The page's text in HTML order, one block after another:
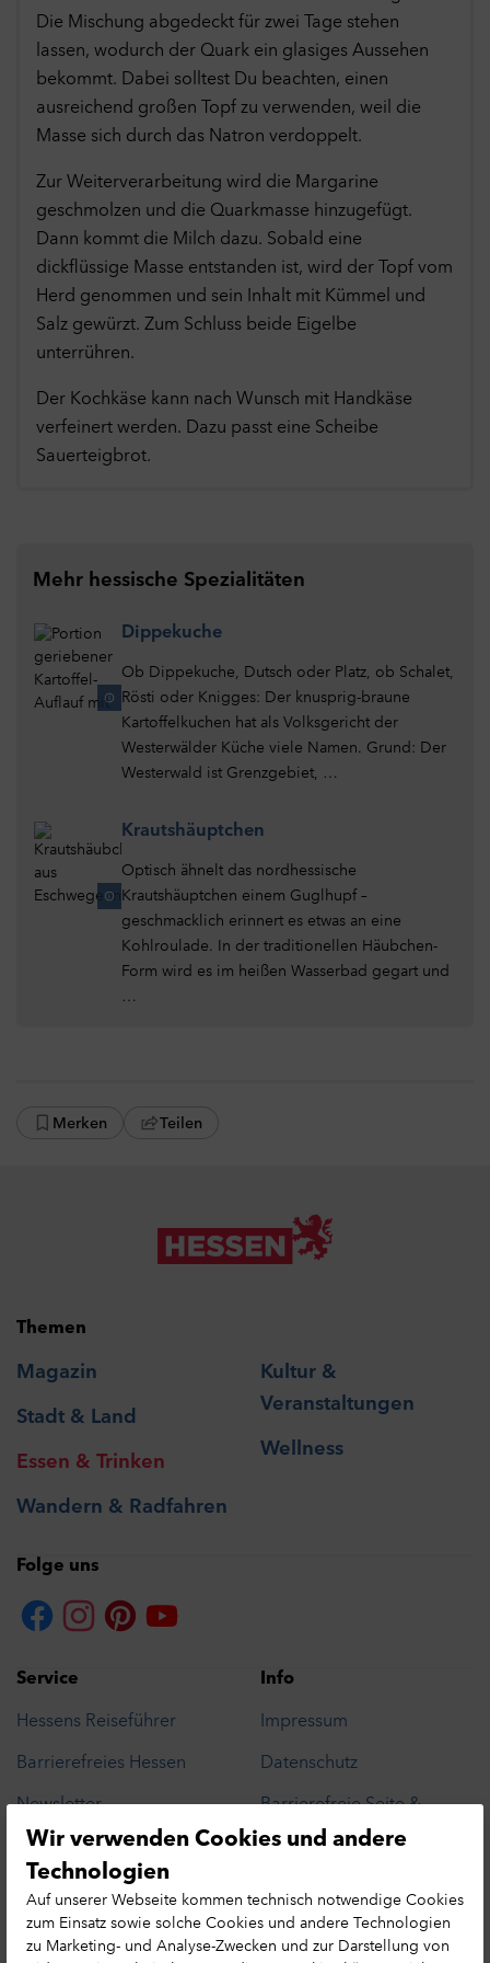
Die Mischung abgedeckt für zwei Tage stehen
lassen, wodurch der Quark ein glasiges Aussehen
bekommt. Dabei solltest Du beachten, einen
ausreichend großen Topf zu verwenden, weil die
Masse sich durch das Natron verdoppelt.
Zur Weiterverarbeitung wird die Margarine
geschmolzen und die Quarkmasse hinzugefügt.
Dann kommt die Milch dazu. Sobald eine
dickflüssige Masse entstanden ist, wird der Topf vom
Herd genommen und sein Inhalt mit Kümmel und
Salz gewürzt. Zum Schluss beide Eigelbe
unterrühren.
Der Kochkäse kann nach Wunsch mit Handkäse
verfeinert werden. Dazu passt eine Scheibe
Sauerteigbrot.
Mehr hessische Spezialitäten
Dippekuche
Ob Dippekuche, Dutsch oder Platz, ob Schalet,
Rösti oder Knigges: Der knusprig-braune
Kartoffelkuchen hat als Volksgericht der
Westerwälder Küche viele Namen. Grund: Der
Westerwald ist Grenzgebiet, …
Krautshäuptchen
Optisch ähnelt das nordhessische
Krautshäuptchen einem Guglhupf –
geschmacklich erinnert es etwas an eine
Kohlroulade. In der traditionellen Häubchen-
Form wird es im heißen Wasserbad gegart und
…
Merken Teilen
Themen
Magazin
Stadt & Land
Essen & Trinken
Wandern & Radfahren
Kultur &
Veranstaltungen
Wellness
Service
Hessens Reiseführer
Barrierefreies Hessen
Newsletter
Presse
Leichte Sprache
Erlebnisse in Hessen
Info
Impressum
Datenschutz
Barrierefreie Seite &
Barriere melden
Hessen MICE Net
Tourismusnetzwerk
Folge uns
Datenschutzhinweis
Wir verwenden Cookies und andere
Technologien
Auf unserer Webseite kommen technisch notwendige Cookies
zum Einsatz sowie solche Cookies und andere Technologien
zu Marketing- und Analyse-Zwecken und zur Darstellung von
wie bspw. YouTube anzeigen. Dabei werden Cookies von
externen Seiten gespeichert.
Cookies
Auswahl übernehmen
Alle Cookies akzeptieren